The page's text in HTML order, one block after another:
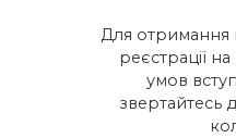
Для отримання
реєстрації
умов
звертайтесь